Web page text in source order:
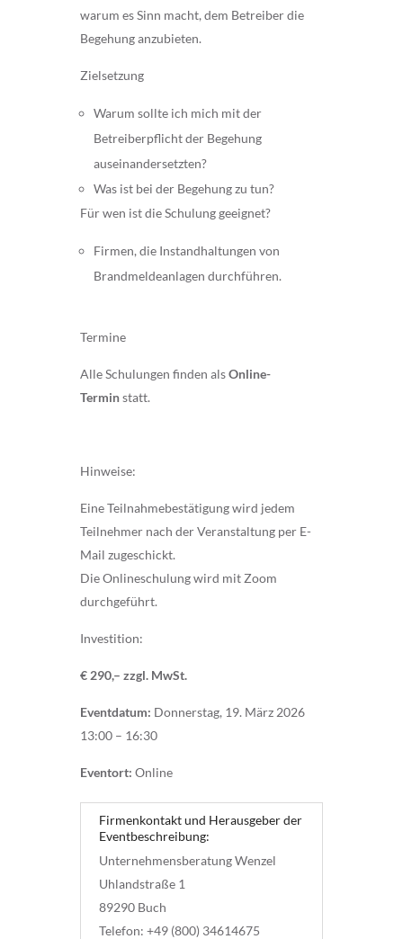
warum es Sinn macht, dem Betreiber die
Begehung anzubieten.
Zielsetzung
Warum sollte ich mich mit der
Betreiberpflicht der Begehung
auseinandersetzten?
Was ist bei der Begehung zu tun?
Für wen ist die Schulung geeignet?
Firmen, die Instandhaltungen von
Brandmeldeanlagen durchführen.
Termine
Alle Schulungen finden alsOnline-
Terminstatt.
Hinweise:
Eine Teilnahmebestätigung wird jedem
Teilnehmer nach der Veranstaltung per E-
Mail zugeschickt.
Die Onlineschulung wird mit Zoom
durchgeführt.
Investition:
€ 290,– zzgl. MwSt.
Eventdatum: Donnerstag, 19. März 2026
13:00 – 16:30
Eventort: Online
Firmenkontakt und Herausgeber der
Eventbeschreibung:
Unternehmensberatung Wenzel
Uhlandstraße 1
89290 Buch
Telefon: +49 (800) 34614675